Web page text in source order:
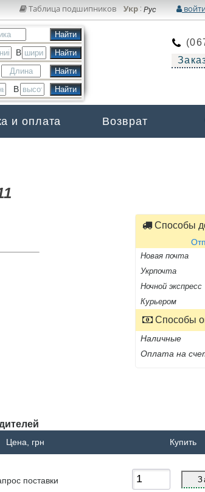
Таблица подшипников Укр: Рус
B
B
и оплата Возврат
Способы
Новая почта
Укрпочта
Ночной экспресс
Курьером
Способы
Наличные
Оплата на
Цена, грн Купить
поставки